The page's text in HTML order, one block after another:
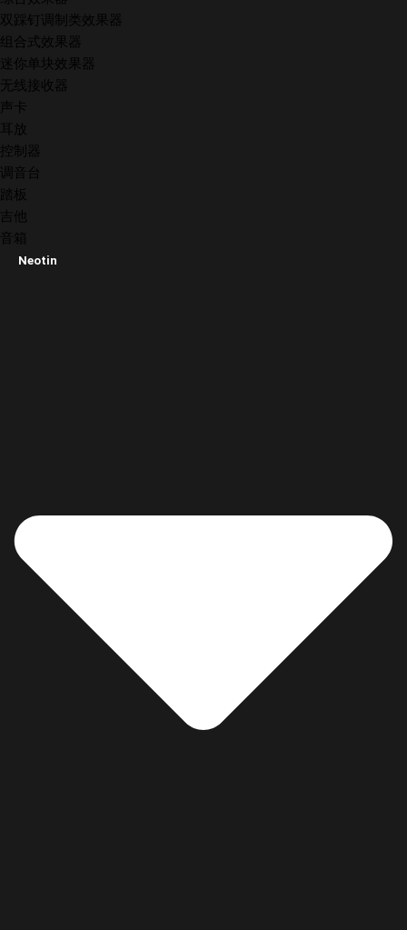
双踩钉调制类效果器
组合式效果器
迷你单块效果器
无线接收器
声卡
耳放
控制器
调音台
踏板
吉他
音箱
Neotin